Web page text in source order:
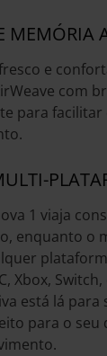
MEMÓRIA
e
com
para
1 viaja
enquanto o
Xbox,
está lá para
para o seu